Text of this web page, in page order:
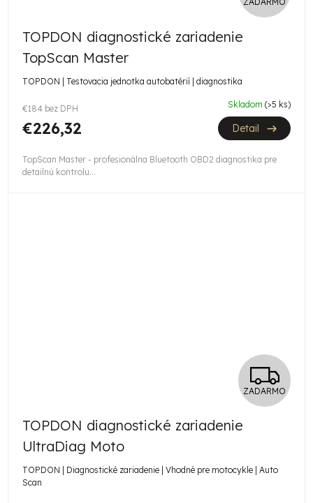
A
R
M
TOPDON diagnostické zariadenie
TopScan Master
TOPDON | Testovacia jednotka autobatérií | diagnostika
€184 bez DPH
€226,32
Skladom (>5 ks)
Detail
TopScan Master - profesionálna Bluetooth OBD2 diagnostika pre
detailnú kontrolu...
Z
A
ZADARMO
TOPDON diagnostické zariadenie
UltraDiag Moto
TOPDON | Diagnostické zariadenie | Vhodné pre motocykle | Auto
Scan